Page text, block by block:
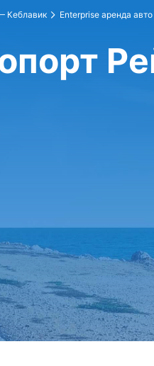
Кеблавик Enterprise аренда авто